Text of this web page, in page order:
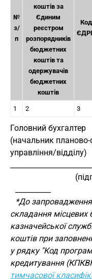
№
з/
п
коштів за
Єдиним
реєстром
розпорядників
бюджетних
коштів та
одержувачів
бюджетних
коштів
1 2 3
Головний бухгалтер
(начальник планово-
управління/відділу)
*До
складання
казначейської
коштів при
у рядку "Код
кредитування
тимчасової